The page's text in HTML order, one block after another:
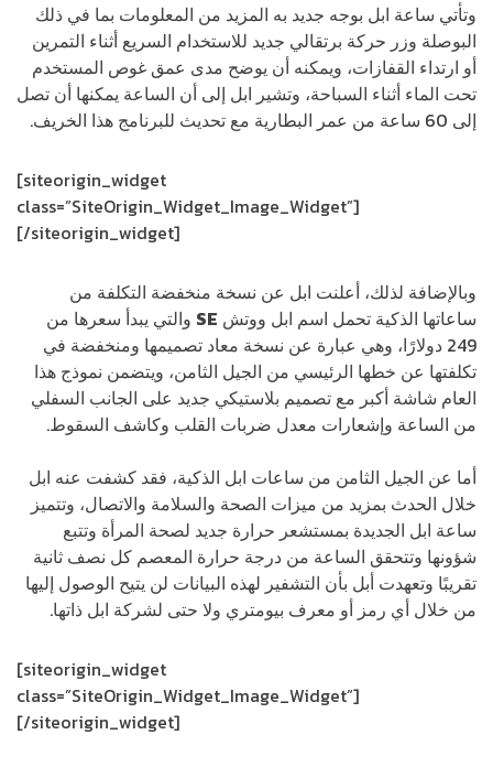
وتأتي ساعة ابل بوجه جديد به المزيد من المعلومات بما في ذلك
البوصلة وزر حركة برتقالي جديد للاستخدام السريع أثناء التمرين
أو ارتداء القفازات، ويمكنه أن يوضح مدى عمق غوص المستخدم
تحت الماء أثناء السباحة، وتشير ابل إلى أن الساعة يمكنها أن تصل
إلى 60 ساعة من عمر البطارية مع تحديث للبرنامج هذا الخريف.
[siteorigin_widget
class=”SiteOrigin_Widget_Image_Widget”]
[/siteorigin_widget]
وبالإضافة لذلك، أعلنت ابل عن نسخة منخفضة التكلفة من
ساعاتها الذكية تحمل اسم ابل ووتش SE والتي يبدأ سعرها من
249 دولارًا، وهي عبارة عن نسخة معاد تصميمها ومنخفضة في
تكلفتها عن خطها الرئيسي من الجيل الثامن، ويتضمن نموذج هذا
العام شاشة أكبر مع تصميم بلاستيكي جديد على الجانب السفلي
من الساعة وإشعارات معدل ضربات القلب وكاشف السقوط.
أما عن الجيل الثامن من ساعات ابل الذكية، فقد كشفت عنه ابل
خلال الحدث بمزيد من ميزات الصحة والسلامة والاتصال، وتتميز
ساعة ابل الجديدة بمستشعر حرارة جديد لصحة المرأة وتتبع
شؤونها وتتحقق الساعة من درجة حرارة المعصم كل نصف ثانية
تقريبًا وتعهدت أبل بأن التشفير لهذه البيانات لن يتيح الوصول إليها
من خلال أي رمز أو معرف بيومتري ولا حتى لشركة ابل ذاتها.
[siteorigin_widget
class=”SiteOrigin_Widget_Image_Widget”]
[/siteorigin_widget]